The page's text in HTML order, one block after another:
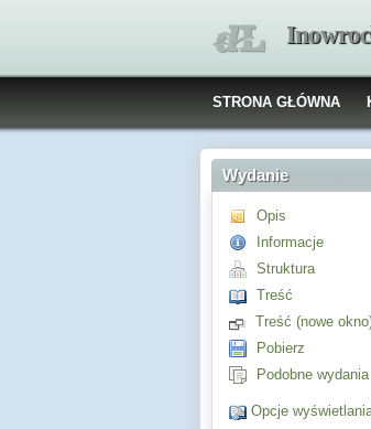
STRONA GŁÓWNA
Wydanie
Opis
Informacje
Struktura
Treść
Treść (nowe
Pobierz
Podobne wydania
Opcje